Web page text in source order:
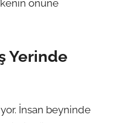
önüne
Yerinde
İnsan beyninde